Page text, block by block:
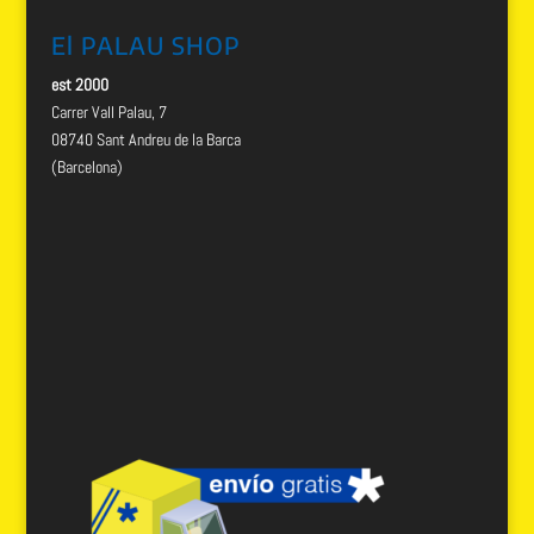
El PALAU SHOP
est 2000
Carrer Vall Palau, 7
08740 Sant Andreu de la Barca
(Barcelona)